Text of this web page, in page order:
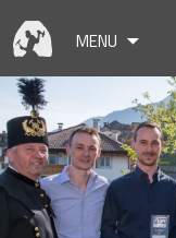
to
content
MENU